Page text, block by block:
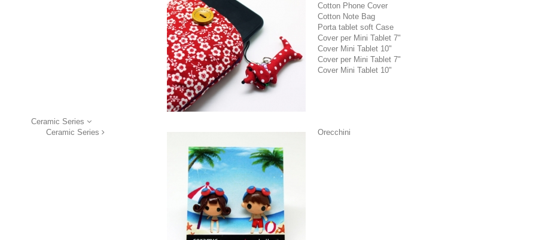
Cotton Phone Cover
Cotton Note Bag
Porta tablet soft Case
Cover per Mini Tablet 7"
Cover Mini Tablet 10"
Cover per Mini Tablet 7"
Cover Mini Tablet 10"
Ceramic Series
Ceramic Series
Orecchini